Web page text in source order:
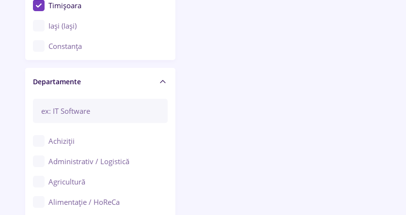
Timișoara
Iași (Iași)
Constanța
Brașov
Bacău
Galați (Galați)
Ploiești
Departamente
Achiziții
Administrativ / Logistică
Agricultură
Alimentație / HoReCa